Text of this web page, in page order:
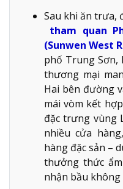
Sau khi ăn trưa,
tham quan
(Sunwen West
phố Trung
thương mại
Hai bên đường
mái vòm kết
đặc trưng vùng
nhiều cửa
hàng đặc sản –
thưởng thức
nhận bầu không